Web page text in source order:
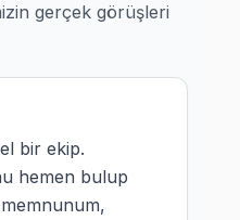
tüm servis işlemleri video
gerçek görüşleri
bir ekip.
hemen bulup